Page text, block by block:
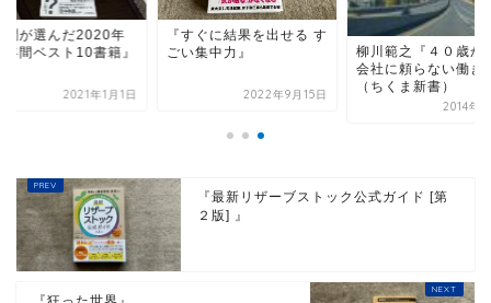
すぐに結果を出せる す
い集中力』
2022年9月15日
柳川範之『４０歳からの
大杉潤が選んだ
の『年間ベスト
『最新リザーブストック公式ガイド [第
２版] 』